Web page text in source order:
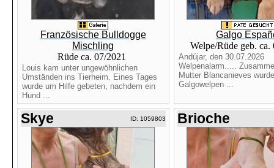
Französische Bulldogge
Mischling
Rüde ca. 07/2021
Louis kam unter ungewöhnlichen
Umständen ins Tierheim. Eines Tages
wurde um Hilfe gebeten, nachdem ein
Hund ...
Galgo
Welpe/Rüde geb.
Andújar, den 30.07.2026
Welpenalarm.....
Mutter Blancanieves
Galgowelpen ...
Skye ID: 1059803 Brioche